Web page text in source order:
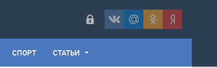
СПОРТ СТАТЬИ